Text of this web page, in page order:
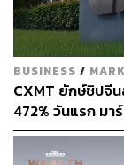
ภาพประกอบ: ฉัต
สามารถติ
ผ่านแอปพลิเคชั
BUSINESS /
CXMT ยักษ์ชิปจี
472% วันแรก มา